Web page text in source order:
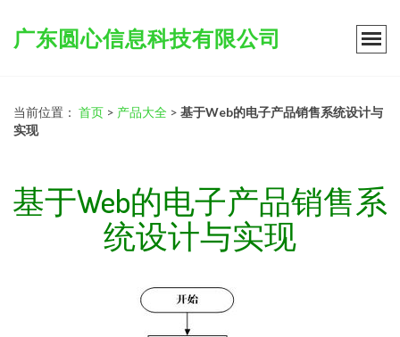
广东圆心信息科技有限公司
当前位置： 首页 > 产品大全 > 基于Web的电子产品销售系统设计与
实现
基于Web的电子产品销售系
统设计与实现